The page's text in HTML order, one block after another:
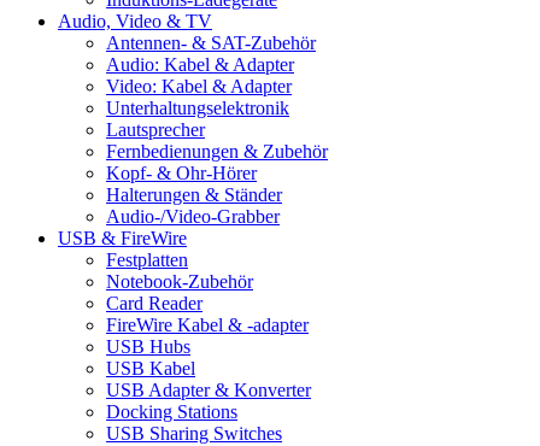
Audio, Video & TV
Antennen- & SAT-Zubehör
Audio: Kabel & Adapter
Video: Kabel & Adapter
Unterhaltungselektronik
Lautsprecher
Fernbedienungen & Zubehör
Kopf- & Ohr-Hörer
Halterungen & Ständer
Audio-/Video-Grabber
USB & FireWire
Festplatten
Notebook-Zubehör
Card Reader
FireWire Kabel & -adapter
USB Hubs
USB Kabel
USB Adapter & Konverter
Docking Stations
USB Sharing Switches